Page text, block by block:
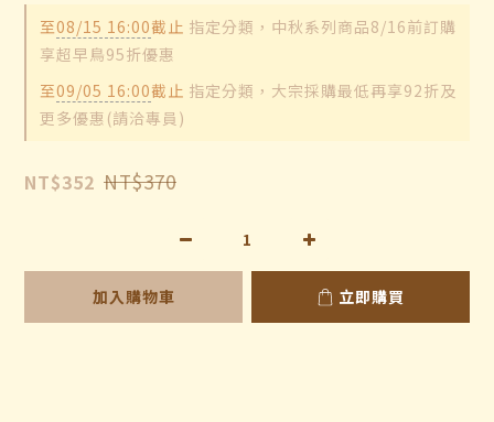
至08/15 16:00截止 指定分類，中秋系列商品8/16前訂購
享超早鳥95折優惠
至09/05 16:00截止 指定分類，大宗採購最低再享92折及
更多優惠(請洽專員)
NT$352 NT$370
加入購物車 立即購買